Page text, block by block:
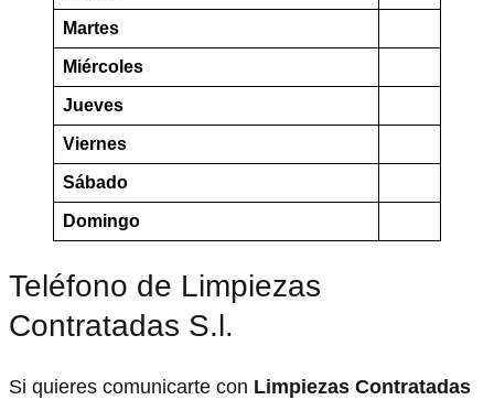
Martes
Miércoles
Jueves
Viernes
Sábado
Domingo
Teléfono de Limpiezas
Contratadas S.l.
Si quieres comunicarte con Limpiezas Contratadas